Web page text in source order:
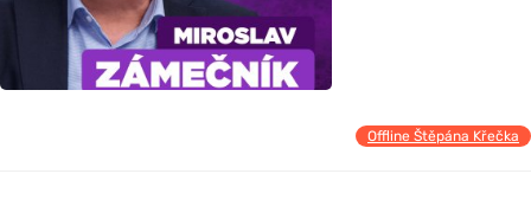
Offline Štěpána Křečka